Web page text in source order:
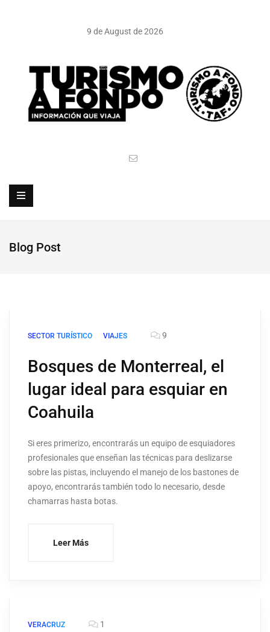
9 de August de 2026
Blog Post
SECTOR TURÍSTICO VIAJES 9
Bosques de Monterreal, el
lugar ideal para esquiar en
Coahuila
Si eres primerizo, encontrarás un equipo de esquiadores
profesionales que enseñan las técnicas para deslizarse
sobre las pistas, incluyendo el manejo de los bastones de
apoyo, encontrarás también todo lo necesario, desde
chamarras hasta botas.
Leer Más
VERACRUZ 1